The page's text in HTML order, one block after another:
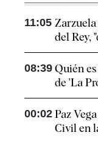
11:05
del Rey,
08:39 Quién
de 'La
00:02 Paz
Civil en